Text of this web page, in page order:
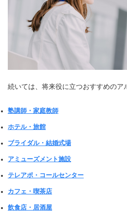
続いては、将来役に立つおすすめのア
塾講師・家庭教師
ホテル・旅館
ブライダル・結婚式場
アミューズメント施設
テレアポ・コールセンター
カフェ・喫茶店
飲食店・居酒屋